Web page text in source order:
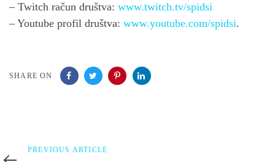
– Twitch račun društva: www.twitch.tv/spidsi
– Youtube profil društva: www.youtube.com/spidsi.
SHARE ON
Previous
PREVIOUS ARTICLE